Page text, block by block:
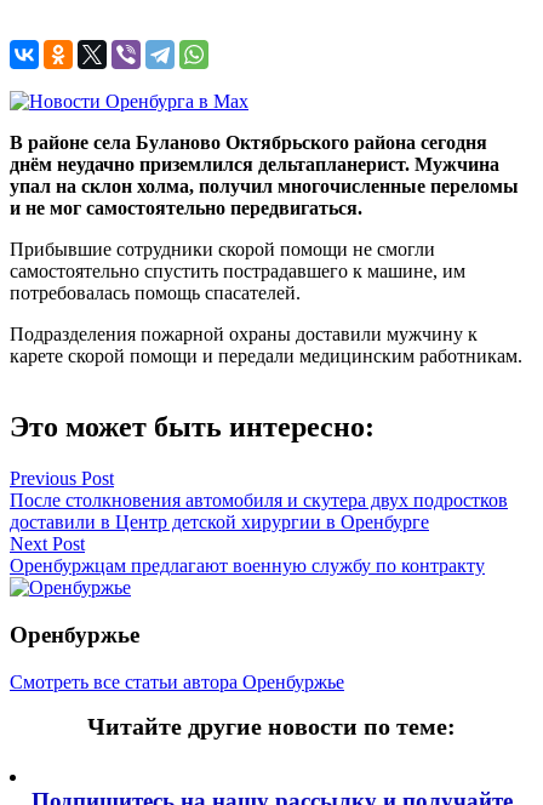
В районе села Буланово Октябрьского района сегодня
днём неудачно приземлился дельтапланерист. Мужчина
упал на склон холма, получил многочисленные переломы
и не мог самостоятельно передвигаться.
Прибывшие сотрудники скорой помощи не смогли
самостоятельно спустить пострадавшего к машине, им
потребовалась помощь спасателей.
Подразделения пожарной охраны доставили мужчину к
карете скорой помощи и передали медицинским работникам.
Это может быть интересно:
Навигация
по
записям
Previous Post
После столкновения автомобиля и скутера двух подростков
доставили в Центр детской хирургии в Оренбурге
Next Post
Оренбуржцам предлагают военную службу по контракту
Оренбуржье
Смотреть все статьи автора Оренбуржье
Читайте другие новости по теме: